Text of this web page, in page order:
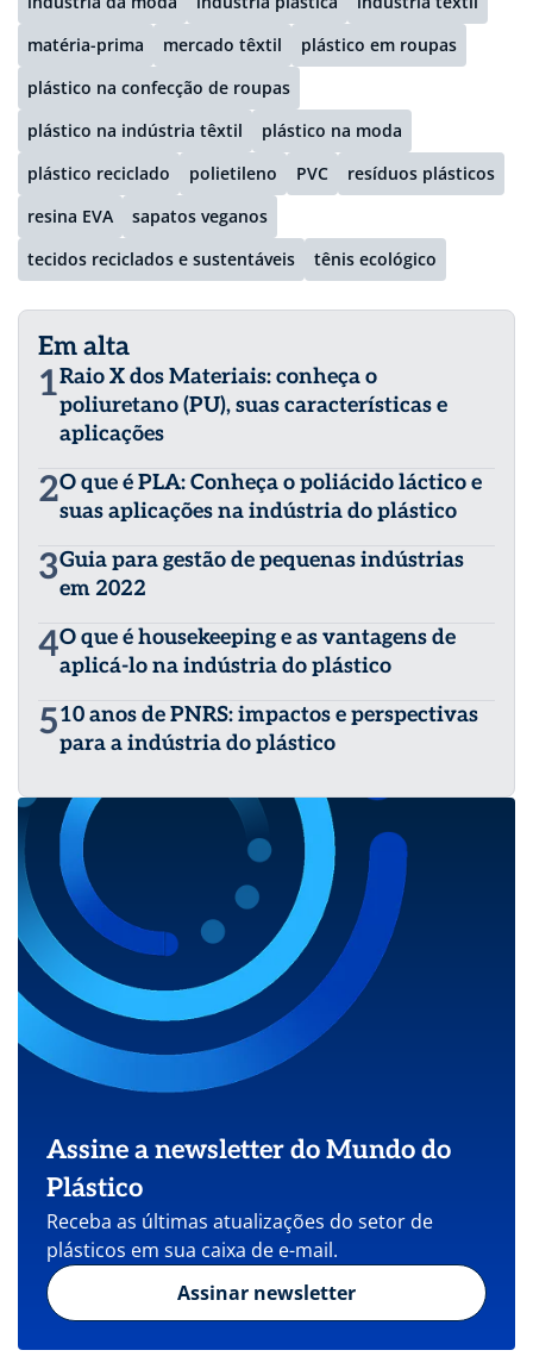
matéria-prima
mercado têxtil
plástico em roupas
plástico na confecção de roupas
plástico na indústria têxtil
plástico na moda
plástico reciclado
polietileno PVC
resíduos plásticos
resina EVA
sapatos veganos
tecidos reciclados e sustentáveis
tênis ecológico
Em alta
1Raio X dos Materiais: conheça o
poliuretano (PU), suas características e
aplicações
2O que é PLA: Conheça o poliácido láctico e
suas aplicações na indústria do plástico
3Guia para gestão de pequenas indústrias
em 2022
4O que é housekeeping e as vantagens de
aplicá-lo na indústria do plástico
510 anos de PNRS: impactos e perspectivas
para a indústria do plástico
Assine a newsletter do Mundo do
Plástico
Receba as últimas atualizações do setor de
plásticos em sua caixa de e-mail.
Assinar newsletter